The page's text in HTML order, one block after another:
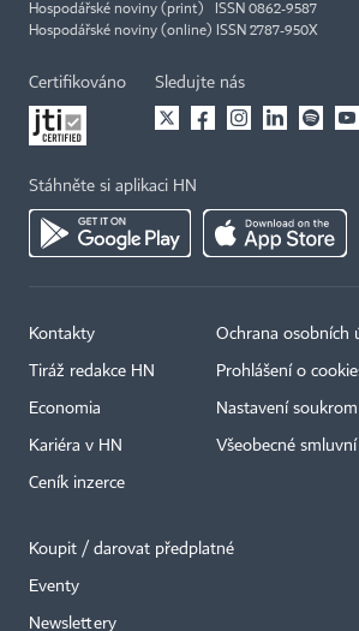
Hospodářské noviny (print) ISSN 0862-9587
Hospodářské noviny (online) ISSN 2787-950X
Certifikováno Sledujte nás
Stáhněte si aplikaci HN
Kontakty
Tiráž redakce HN
Economia
Kariéra v HN
Ceník inzerce
Ochrana osobních
Prohlášení o
Nastavení
Všeobecné
Koupit / darovat předplatné
Eventy
Newslettery